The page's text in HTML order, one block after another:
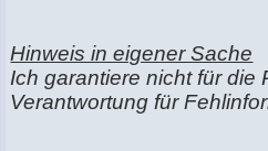
Hinweis in eigener Sache
Ich garantiere nicht für die
Verantwortung für